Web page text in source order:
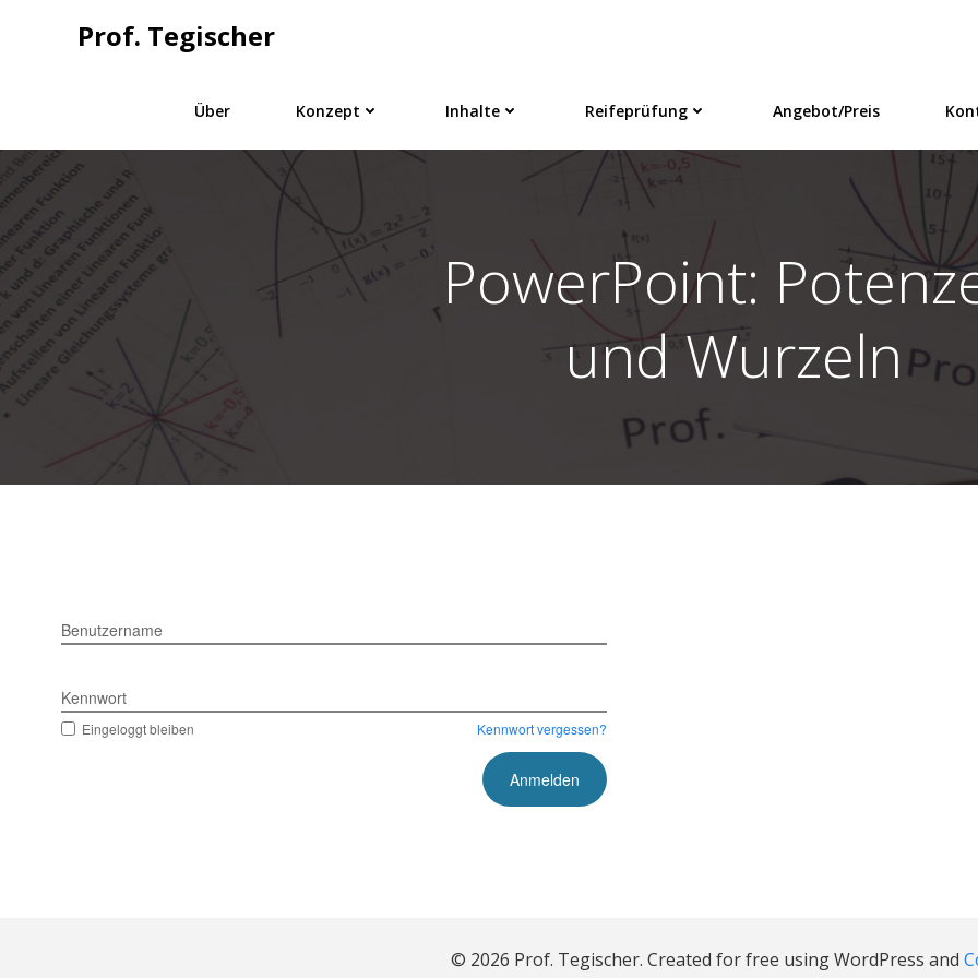
Prof. Tegischer
Über Konzept Inhalte Reifeprüfung Angebot/Preis
PowerPoint:
und Wurzeln
Benutzername
Kennwort
Eingeloggt bleiben Kennwort vergessen?
© 2026 Prof. Tegischer. Created for free using WordPress and